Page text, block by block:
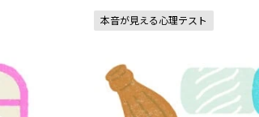
本音が見える心理テスト